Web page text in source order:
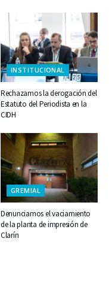
INSTITUCIONAL
Rechazamos la derogación del
Estatuto del Periodista en la
CIDH
GREMIAL
Denunciamos el vaciamiento
de la planta de impresión de
Clarín